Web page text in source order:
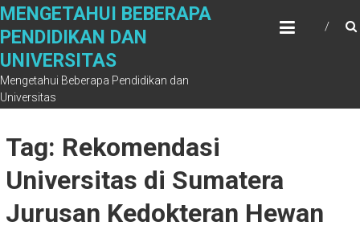
Skip
content
MENGETAHUI BEBERAPA
PENDIDIKAN DAN
UNIVERSITAS
Mengetahui Beberapa Pendidikan dan
Universitas
Tag: Rekomendasi
Universitas di Sumatera
Jurusan Kedokteran Hewan